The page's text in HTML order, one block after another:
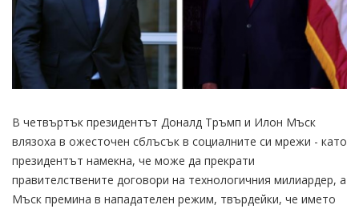
В четвъртък президентът Доналд Тръмп и Илон Мъск
влязоха в ожесточен сблъсък в социалните си мрежи - като
президентът намекна, че може да прекрати
правителствените договори на технологичния милиардер, а
Мъск премина в нападателен режим, твърдейки, че името